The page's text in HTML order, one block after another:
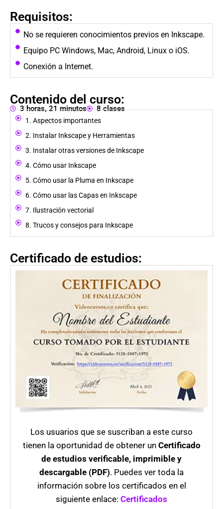
Requisitos:
No se requieren conocimientos previos en Inkscape.
Equipo PC Windows, Mac, Android, Linux o iOS.
Conexión a Internet.
Contenido del curso:
3 horas, 21 minutos 8 clases
1. Aspectos importantes
2. Instalar Inkscape y Herramientas
3. Instalar otras versiones de Inkscape
4. Cómo usar Inkscape
5. Cómo usar la Pluma en Inkscape
6. Cómo usar las Capas en Inkscape
7. Ilustración vectorial
8. Trucos y consejos para Inkscape
Certificado de estudios:
Los usuarios que se suscriban a este curso
tienen la oportunidad de obtener un Certificado
de estudios verificable, imprimible y
descargable (PDF). Puedes ver toda la
información sobre los certificados en el
siguiente enlace: Certificados